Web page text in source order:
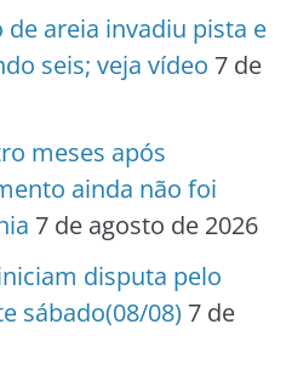
areia invadiu pista e
seis; veja vídeo 7 de
meses após
ainda não foi
7 de agosto de 2026
disputa pelo
sábado(08/08) 7 de